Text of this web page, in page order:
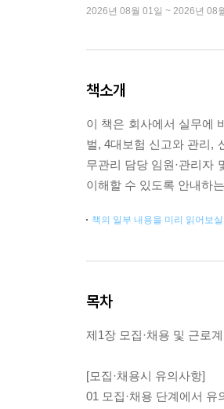
2026년 08월 01일 ~ 2026년 08
책소개
이 책은 회사에서 실무에
벌, 4대보험 신고와 관리,
무관리 담당 임원·관리자
이해할 수 있도록 안내하
책의 일부 내용을 미리 읽어보
목차
제1장 모집·채용 및 근로
[모집·채용시 유의사항]
01 모집·채용 단계에서